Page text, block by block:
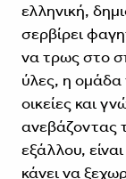
ελληνική,
σερβίρει
να τρως στο
ύλες, η ομάδα
οικείες και
ανεβάζοντας
εξάλλου,
κάνει να